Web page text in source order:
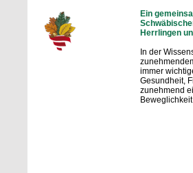
Ein
Herrlingen
In der
immer
Gesundheit,
zunehmend